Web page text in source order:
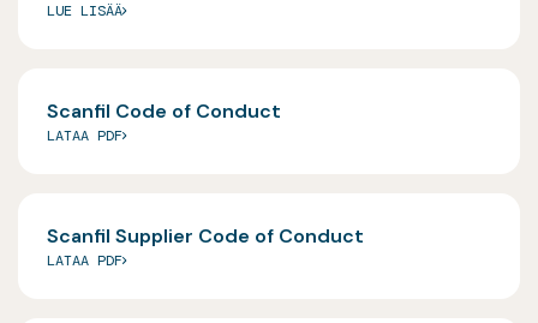
LUE LISÄÄ
Scanfil Code of Conduct
LATAA PDF
Scanfil Supplier Code of Conduct
LATAA PDF